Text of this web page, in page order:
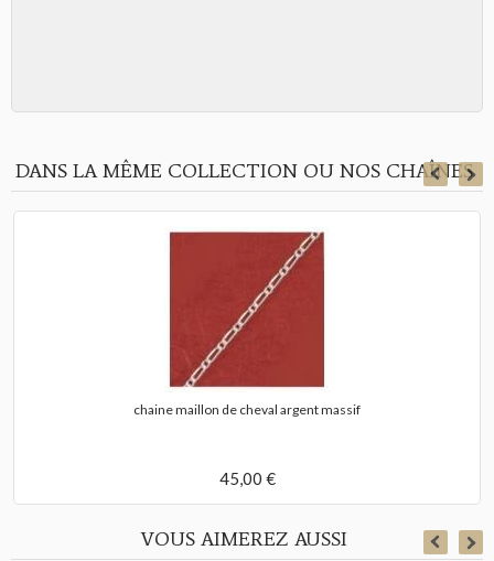
DANS LA MÊME COLLECTION OU NOS CHAÎNES
chaine maillon de cheval argent massif
45,00 €
VOUS AIMEREZ AUSSI